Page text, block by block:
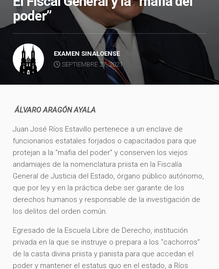
poder”
EXAMEN SINALOENSE
SEPTIEMBRE 27, 2021
ÁLVARO ARAGÓN AYALA
Juan José Ríos Estavillo pertenece a un enclave de
funcionarios estatales forjados o capacitados para que
protejan a la “mafia del poder” y conserven los viejos
andamiajes de la nomenclatura priista en la Fiscalía
General de Justicia del Estado, órgano público autónomo,
que por ley y en la práctica debe ser garante de los
derechos humanos y responsable de la investigación de
los delitos del orden común.
Egresado de la Escuela Libre de Derecho, institución
privada en la que se instruye o prepara a los “cachorros”
de la casta divina priista y panista para que accedan el
poder y mantener el estatus quo en el estado, a Ríos